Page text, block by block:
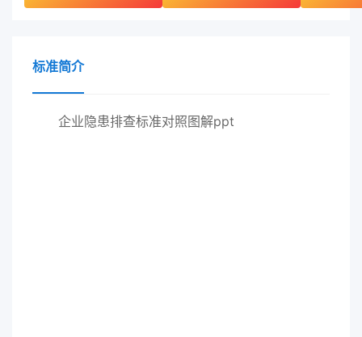
标准简介
企业隐患排查标准对照图解ppt